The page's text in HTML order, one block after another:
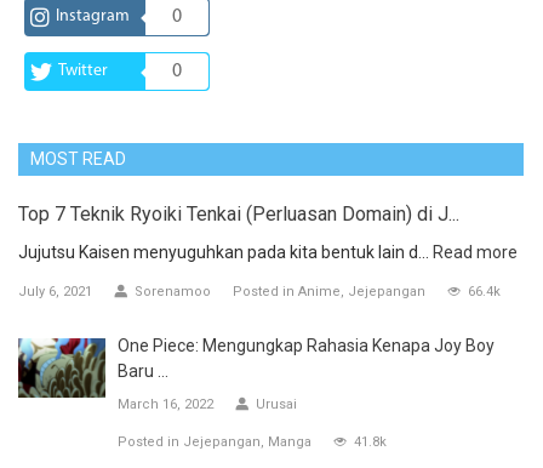
Instagram 0
Twitter 0
MOST READ
Top 7 Teknik Ryoiki Tenkai (Perluasan Domain) di J...
Jujutsu Kaisen menyuguhkan pada kita bentuk lain d... Read more
July 6, 2021 Sorenamoo Posted in Anime Jejepangan 66.4k
One Piece: Mengungkap Rahasia Kenapa Joy Boy
Baru ...
March 16, 2022 Urusai
Posted in Jejepangan Manga 41.8k